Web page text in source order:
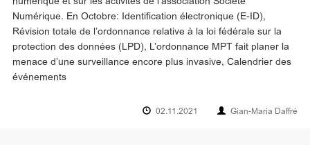
Numérique. En Octobre: Identification électronique (E-ID),
Révision totale de l’ordonnance relative à la loi fédérale sur la
protection des données (LPD), L’ordonnance MPT fait planer la
menace d’une surveillance encore plus invasive, Calendrier des
événements
02.11.2021 Gian-Maria Daffré